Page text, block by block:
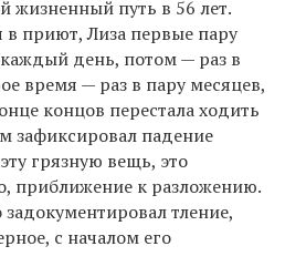
жизненный путь в 56 лет.
в приют, Лиза первые пару
день, потом — раз в
время — раз в пару месяцев,
концов перестала ходить
зафиксировал падение
грязную вещь, это
приближение к разложению.
тление,
с началом его